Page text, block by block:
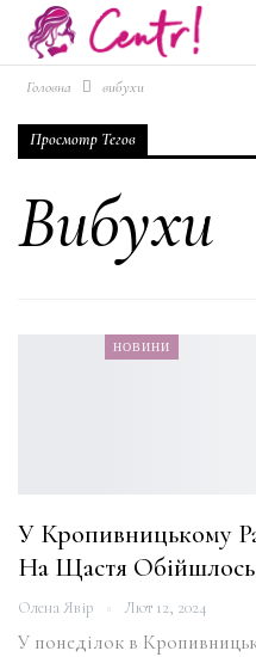
Головна вибухи
Просмотр Тегов
Вибухи
НОВИНИ
У Кропивницькому
На Щастя Обійшлось
Олена Явір Лют 12, 2024
У понеділок в